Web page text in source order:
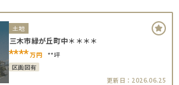
土地
三木市緑が丘町中＊＊＊＊
****万円 **坪
区画図有
更新日：2026.06.25